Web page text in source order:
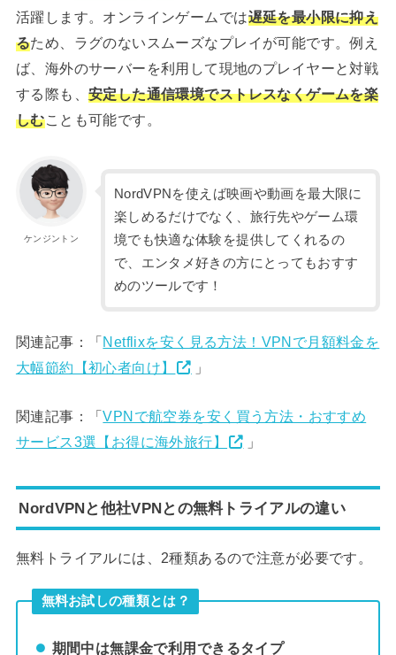
活躍します。オンラインゲームでは遅延を最小限に抑え
るため、ラグのないスムーズなプレイが可能です。例え
ば、海外のサーバーを利用して現地のプレイヤーと対戦
する際も、 安定した通信環境でストレスなくゲームを楽
しむことも可能です。
ケンジントン
NordVPNを使えば映画や動画を最大限に
楽しめるだけでなく、旅行先やゲーム環
境でも快適な体験を提供してくれるの
で、エンタメ好きの方にとってもおすす
めのツールです！
関連記事：「Netflixを安く見る方法！VPNで月額料金を
大幅節約【初心者向け】
」
関連記事：「VPNで航空券を安く買う方法・おすすめ
サービス3選【お得に海外旅行】
」
NordVPNと他社VPNとの無料トライアルの違い
無料トライアルには、2種類あるので注意が必要です。
無料お試しの種類とは？
期間中は無課金で利用できるタイプ